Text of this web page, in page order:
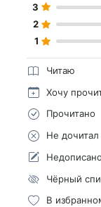
3
2
1
Читаю
Хочу
Прочитано
Не дочитал
Недописано
Чёрный
В